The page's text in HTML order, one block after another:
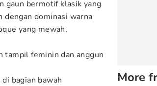
gaun bermotif klasik yang
dengan dominasi warna
yang mewah,
tampil feminin dan anggun
bagian bawah
More